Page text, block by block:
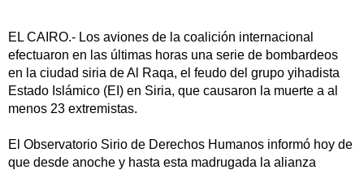
EL CAIRO.- Los aviones de la coalición internacional
efectuaron en las últimas horas una serie de bombardeos
en la ciudad siria de Al Raqa, el feudo del grupo yihadista
Estado Islámico (EI) en Siria, que causaron la muerte a al
menos 23 extremistas.
El Observatorio Sirio de Derechos Humanos informó hoy de
que desde anoche y hasta esta madrugada la alianza